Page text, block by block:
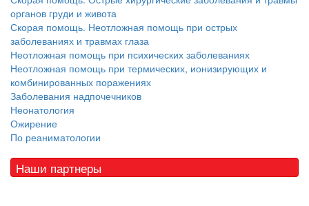
органов груди и живота
Скорая помощь. Неотложная помощь при острых
заболеваниях и травмах глаза
Неотложная помощь при психических заболеваниях
Неотложная помощь при термических, ионизирующих и
комбинированных поражениях
Заболевания надпочечников
Неонатология
Ожирение
По реаниматологии
Наши партнеры